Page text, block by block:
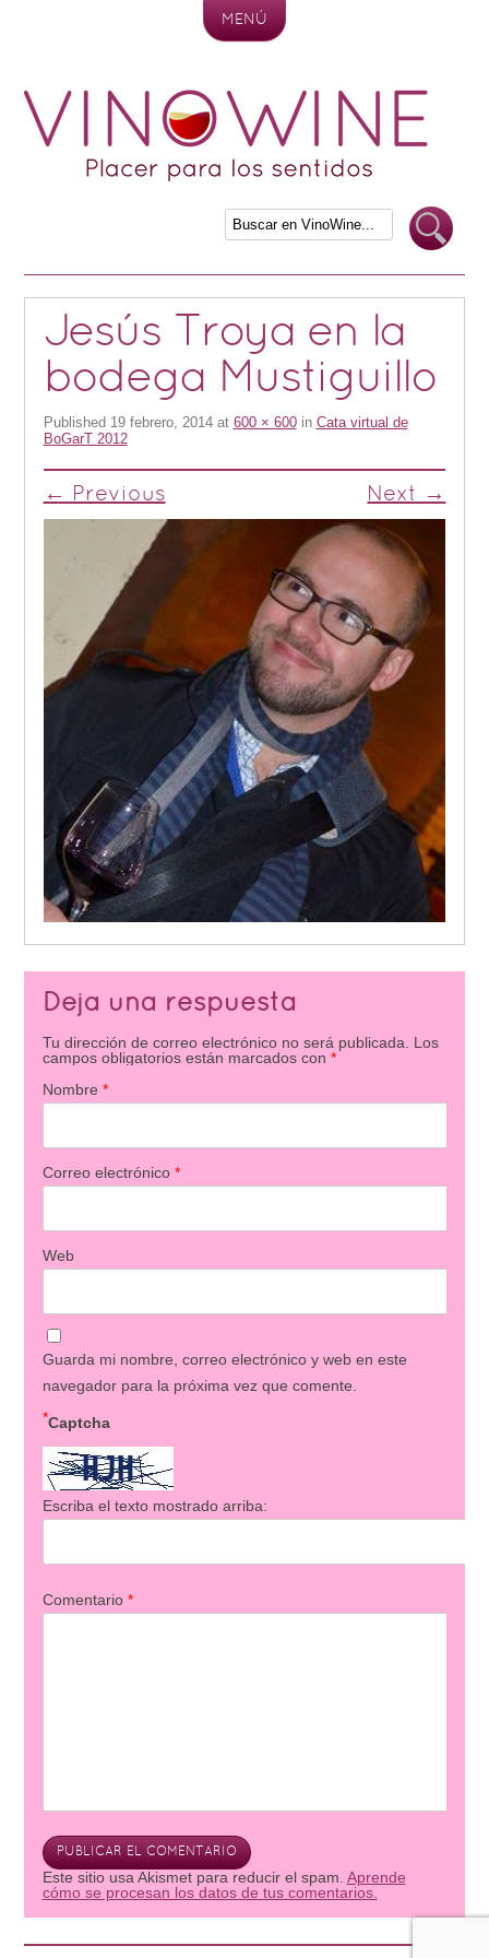
MENÚ
Jesús Troya en la
bodega Mustiguillo
Published 19 febrero, 2014at 600 × 600in Cata virtual de
BoGarT 2012
← Previous Next →
Deja una respuesta
Tu dirección de correo electrónico no será publicada. Los
campos obligatorios están marcados con *
Nombre *
Correo electrónico *
Web
Guarda mi nombre, correo electrónico y web en este
navegador para la próxima vez que comente.
Captcha
*
Escriba el texto mostrado arriba:
Comentario *
Este sitio usa Akismet para reducir el spam. Aprende
cómo se procesan los datos de tus comentarios.